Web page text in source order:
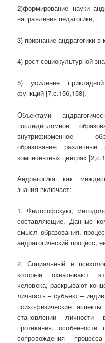
2)формирование науки
направления педагогики;
3) признание андрагогики
4) рост социокультурной
5) усиление
функций [7,с.156,158].
Объектами
последипломное
внутрифирменное
образование;
компетентных центрах
Андрагогика как
знания включает:
1. Философскую,
составляющие. Данные
смысл образования,
андрагогический процесс,
2. Социальный и
которые охватывают
человека, раскрывают
личность – субъект –
психофизические
становлении
протекания, особенности
сопровождения